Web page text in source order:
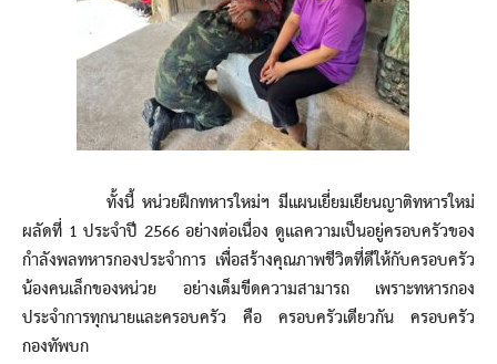
ทั้งนี้ หน่วยฝึกทหารใหม่ฯ มีแผนเยี่ยมเยียนญาติทหารใหม่
ผลัดที่ 1 ประจำปี 2566 อย่างต่อเนื่อง ดูแลความเป็นอยู่ครอบครัวของ
กำลังพลทหารกองประจำการ เพื่อสร้างคุณภาพชีวิตที่ดีให้กับครอบครัว
น้องคนเล็กของหน่วย อย่างเต็มขีดความสามารถ เพราะทหารกอง
ประจำการทุกนายและครอบครัว คือ ครอบครัวเดียวกัน ครอบครัว
กองทัพบก